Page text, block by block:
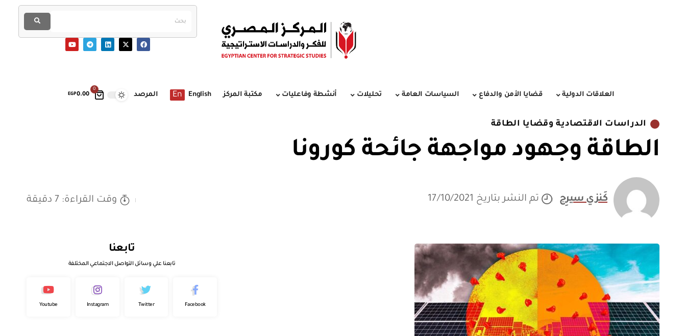
0
EGP0.00 العلاقات الدولية قضايا الأمن والدفاع السياسات العامة تحليلات أنشطة وفاعليات مكتبة المركز English
En المرصد
الدراسات الاقتصادية وقضايا الطاقة
الطاقة وجهود مواجهة جائحة كورونا
كَنزي سيرِج تم النشر بتاريخ 17/10/2021 وقت القراءة: 7 دقيقة
تابعنا
تابعنا علي وسائل التواصل الاجتماعي المختلفة
Facebook
Twitter
Instagram
Youtube